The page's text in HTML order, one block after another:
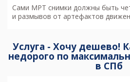
Сами МРТ снимки должны быть
и размывов от артефактов
Услуга - Хочу дешево!
недорого по
в СПб